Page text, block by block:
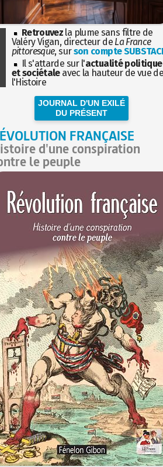
Retrouvez la plume sans filtre de
Valéry Vigan, directeur de La France
pittoresque, surson compte
Il s'attarde sur l'actualité politique
et sociétaleavec la hauteur de vue
l'Histoire
JOURNAL D'UN EXILÉ
DU PRÉSENT
FRANÇAISE
d'une conspiration
le peuple